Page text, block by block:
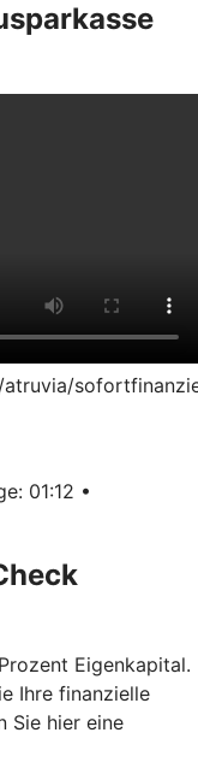
01:12 •
Eigenkapital.
Ihre finanzielle
Sie hier eine